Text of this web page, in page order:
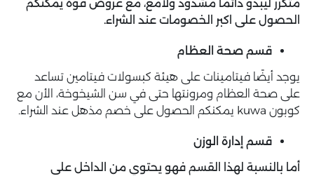
متكرر ليبدو دائمًا مشدود ولامع، مع عروض قوة يمكنكم
الحصول على اكبر الخصومات عند الشراء.
قسم صحة العظام
يوجد أيضًا فيتامينات على هيئة كبسولات فيتامين تساعد
على صحة العظام ومرونتها حتى في سن الشيخوخة، الأن مع
كوبون kuwa يمكنكم الحصول على خصم مذهل عند الشراء.
قسم إدارة الوزن
أما بالنسبة لهذا القسم فهو يحتوي من الداخل على